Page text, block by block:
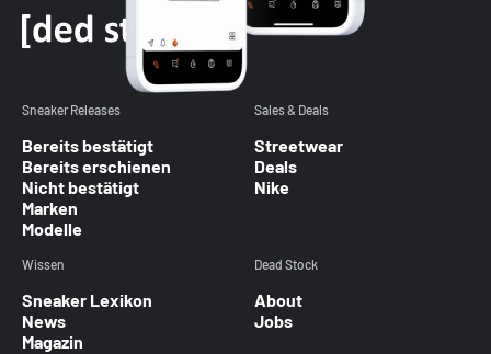
Sneaker Releases
Bereits bestätigt
Bereits erschienen
Nicht bestätigt
Marken
Modelle
Sales & Deals
Streetwear
Deals
Nike
Wissen
Sneaker Lexikon
News
Magazin
Dead Stock
About
Jobs